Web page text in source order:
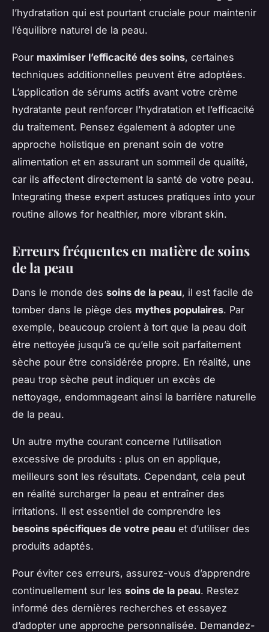
l’hydratation qui est pourtant cruciale pour maintenir
l’équilibre naturel de la peau.
Pour maximiser l’efficacité des soins, certaines
techniques additionnelles peuvent être adoptées.
L’application de sérums actifs avant votre crème
hydratante peut renforcer l’hydratation et l’efficacité
du traitement. Pensez également à adopter une
approche holistique en prenant soin de votre
alimentation et en assurant un sommeil de qualité,
car ils affectent directement la santé de votre peau.
Integrating these expert astuces pratiques into your
routine allows for healthier, more vibrant skin.
Erreurs fréquentes en matière de soins
de la peau
Dans le monde des soins de la peau, il est facile de
tomber dans le piège des mythes populaires. Par
exemple, beaucoup croient à tort que la peau doit
être nettoyée jusqu’à ce qu’elle soit parfaitement
sèche pour être considérée propre. En réalité, une
peau trop sèche peut indiquer un excès de
nettoyage, endommageant ainsi la barrière naturelle
de la peau.
Un autre mythe courant concerne l’utilisation
excessive de produits : plus on en applique,
meilleurs sont les résultats. Cependant, cela peut
en réalité surcharger la peau et entraîner des
irritations. Il est essentiel de comprendre les
besoins spécifiques de votre peau et d’utiliser des
produits adaptés.
Pour éviter ces erreurs, assurez-vous d’apprendre
continuellement sur les soins de la peau. Restez
informé des dernières recherches et essayez
d’adopter une approche personnalisée. Demandez-